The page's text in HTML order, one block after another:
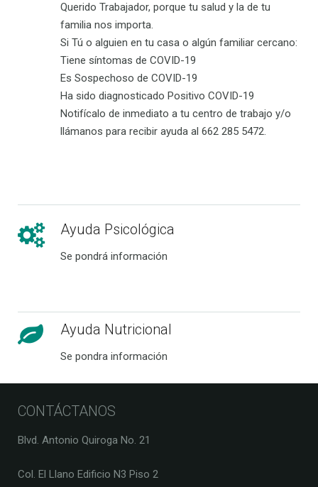
Querido Trabajador, porque tu salud y la de tu
familia nos importa.
Si Tú o alguien en tu casa o algún familiar cercano:
Tiene síntomas de COVID-19
Es Sospechoso de COVID-19
Ha sido diagnosticado Positivo COVID-19
Notifícalo de inmediato a tu centro de trabajo y/o
llámanos para recibir ayuda al 662 285 5472.
Ayuda Psicológica
Se pondrá información
Ayuda Nutricional
Se pondra información
CONTÁCTANOS
Blvd. Antonio Quiroga No. 21
Col. El Llano Edificio N3 Piso 2